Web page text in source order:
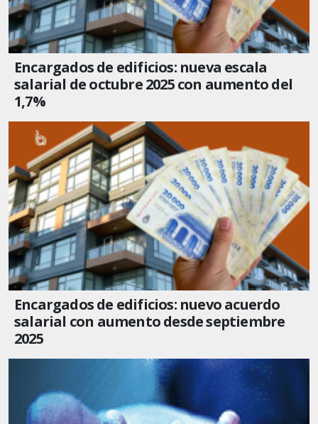
Encargados de edificios: nueva escala
salarial de octubre 2025 con aumento del
1,7%
Encargados de edificios: nuevo acuerdo
salarial con aumento desde septiembre
2025